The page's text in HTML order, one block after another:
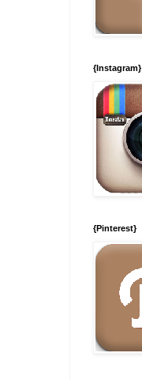
{Instagram}
{Pinterest}